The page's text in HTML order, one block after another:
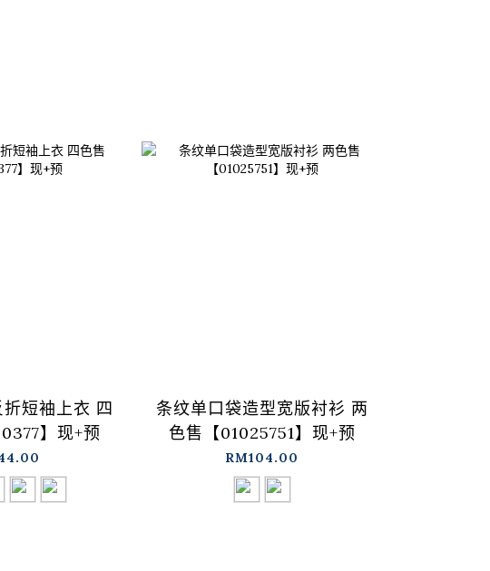
短袖上衣 四
】现+预
条纹单口袋造型宽版衬衫 两
色售【01025751】现+预
RM104.00